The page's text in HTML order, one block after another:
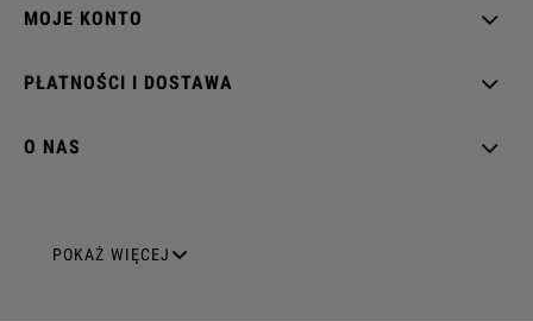
MOJE KONTO
PŁATNOŚCI I DOSTAWA
O NAS
GNIAZDA ELEKTRYCZNE
POKAŻ WIĘCEJ